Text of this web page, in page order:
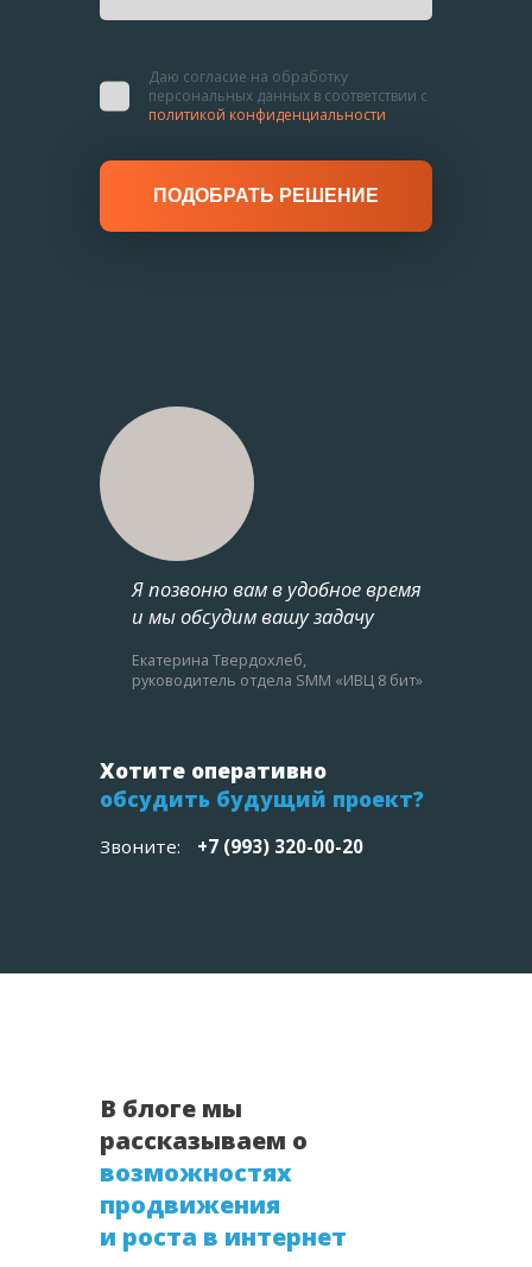
Даю согласие на обработку
персональных данных в соответствии с
политикой конфиденциальности
ПОДОБРАТЬ РЕШЕНИЕ
Я позвоню вам в удобное время
и мы обсудим вашу задачу
Екатерина Твердохлеб,
руководитель отдела SMM «ИВЦ 8 бит»
Хотите оперативно
обсудить будущий проект?
Звоните: +7 (993) 320-00-20
В блоге мы
рассказываем о
возможностях
продвижения
и роста в интернет